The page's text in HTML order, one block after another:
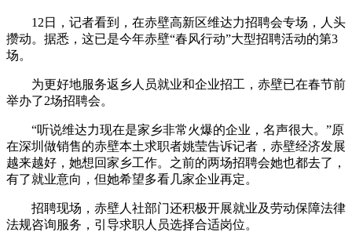
12日，记者看到，在赤壁高新区维达力招聘会专场，人头
攒动。据悉，这已是今年赤壁“春风行动”大型招聘活动的第3
场。
为更好地服务返乡人员就业和企业招工，赤壁已在春节前
举办了2场招聘会。
“听说维达力现在是家乡非常火爆的企业，名声很大。”原
在深圳做销售的赤壁本土求职者姚莹告诉记者，赤壁经济发展
越来越好，她想回家乡工作。之前的两场招聘会她也都去了，
有了就业意向，但她希望多看几家企业再定。
招聘现场，赤壁人社部门还积极开展就业及劳动保障法律
法规咨询服务，引导求职人员选择合适岗位。